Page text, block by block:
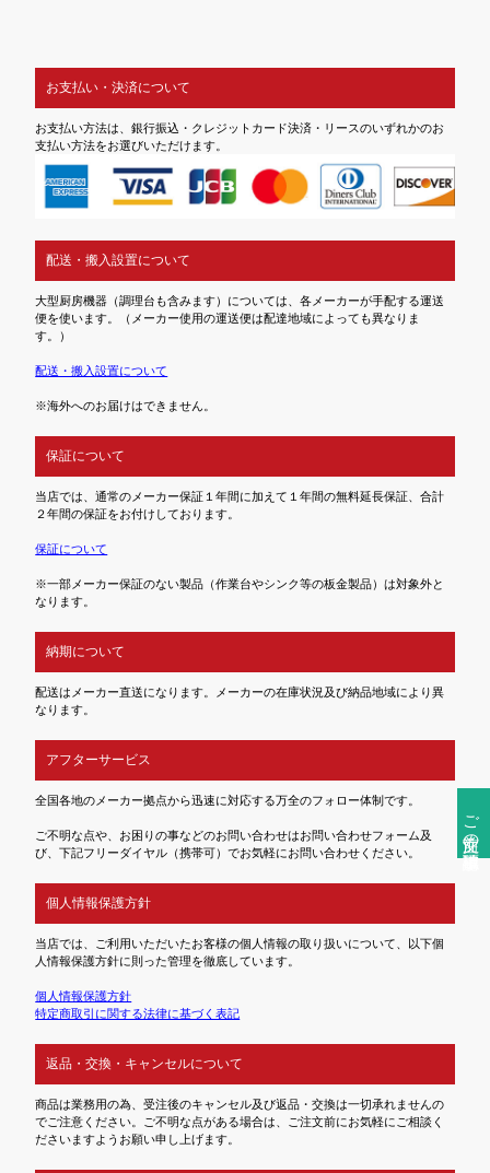
ご注文前の確認事項
お支払い・決済について
お支払い方法は、銀行振込・クレジットカード決済・リースのいずれかのお
支払い方法をお選びいただけます。
配送・搬入設置について
大型厨房機器（調理台も含みます）については、各メーカーが手配する運送
便を使います。（メーカー使用の運送便は配達地域によっても異なりま
す。）
配送・搬入設置について
※海外へのお届けはできません。
保証について
当店では、通常のメーカー保証１年間に加えて１年間の無料延長保証、合計
２年間の保証をお付けしております。
保証について
※一部メーカー保証のない製品（作業台やシンク等の板金製品）は対象外と
なります。
納期について
配送はメーカー直送になります。メーカーの在庫状況及び納品地域により異
なります。
アフターサービス
全国各地のメーカー拠点から迅速に対応する万全のフォロー体制です。
ご不明な点や、お困りの事などのお問い合わせはお問い合わせフォーム及
び、下記フリーダイヤル（携帯可）でお気軽にお問い合わせください。
個人情報保護方針
当店では、ご利用いただいたお客様の個人情報の取り扱いについて、以下個
人情報保護方針に則った管理を徹底しています。
個人情報保護方針
特定商取引に関する法律に基づく表記
返品・交換・キャンセルについて
商品は業務用の為、受注後のキャンセル及び返品・交換は一切承れませんの
でご注意ください。ご不明な点がある場合は、ご注文前にお気軽にご相談く
ださいますようお願い申し上げます。